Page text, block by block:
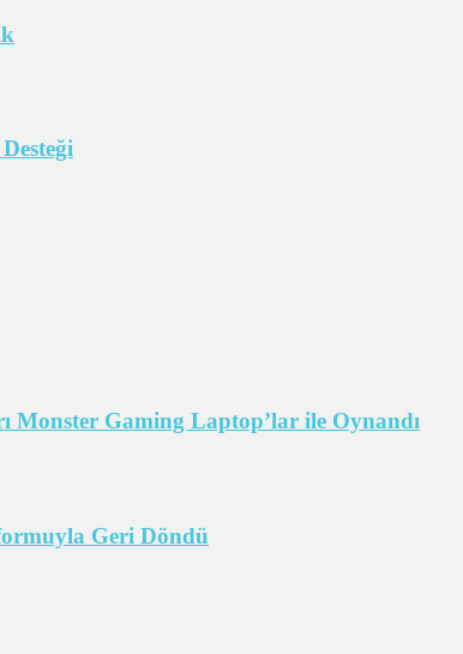
Monster Gaming Laptop’lar ile Oynandı
Geri Döndü